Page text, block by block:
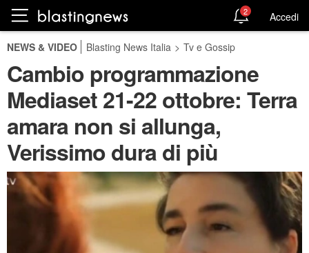
2 Accedi
NEWS & VIDEO Blasting News Italia > Tv e Gossip
Cambio programmazione
Mediaset 21-22 ottobre: Terra
amara non si allunga,
Verissimo dura di più